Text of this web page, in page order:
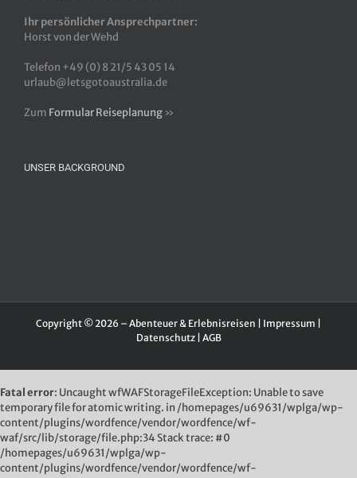
Ihr persönlicher Ansprechpartner:
Horst von der Wehd
Telefon +49 (0) 8 21/5 43 05 14
urlaub@letsgotoaustralia.de
Zum Formular Reiseplanung »
UNSER BACKGROUND
Copyright © 2026 – Abenteuer & Erlebnisreisen | Impressum
Datenschutz| AGB
Fatal error: Uncaught wfWAFStorageFileException: Unable to save
temporary file for atomic writing. in /homepages/u69631/wplga/wp-
content/plugins/wordfence/vendor/wordfence/wf-
waf/src/lib/storage/file.php:34 Stack trace: #0
/homepages/u69631/wplga/wp-
content/plugins/wordfence/vendor/wordfence/wf-